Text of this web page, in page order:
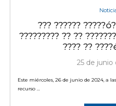
??? ??????
????????? ?? ??
???? ??
25 de junio
Este miércoles, 26 de junio de 2024, a
recurso …